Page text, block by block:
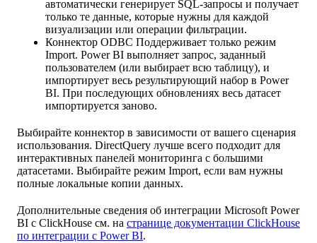
автоматически генерирует SQL-запросы и получает
только те данные, которые нужны для каждой
визуализации или операции фильтрации.
Коннектор ODBC Поддерживает только режим
Import. Power BI выполняет запрос, заданный
пользователем (или выбирает всю таблицу), и
импортирует весь результирующий набор в Power
BI. При последующих обновлениях весь датасет
импортируется заново.
Выбирайте коннектор в зависимости от вашего сценария
использования. DirectQuery лучше всего подходит для
интерактивных панелей мониторинга с большими
датасетами. Выбирайте режим Import, если вам нужны
полные локальные копии данных.
Дополнительные сведения об интеграции Microsoft Power
BI с ClickHouse см. на странице документации ClickHouse
по интеграции с Power BI.